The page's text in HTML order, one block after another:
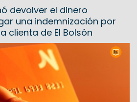
devolver el dinero
una indemnización por
clienta de El Bolsón